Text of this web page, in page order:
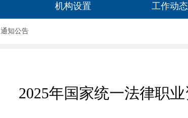
机构设置 工作动态
通知公告
2025年国家统一法律职